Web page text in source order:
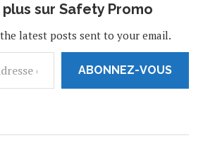
plus sur Safety Promo
latest posts sent to your email.
ABONNEZ-VOUS